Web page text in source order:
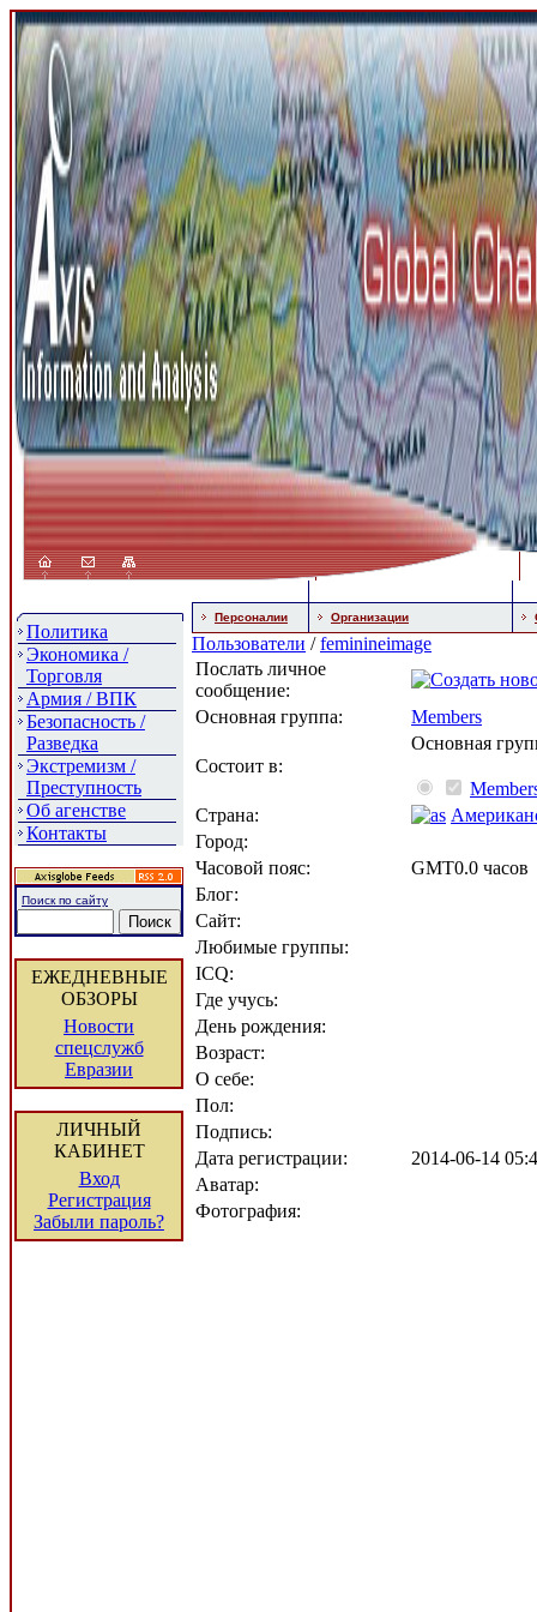
Политика
Экономика /
Торговля
Армия / ВПК
Безопасность /
Разведка
Экстремизм /
Преступность
Об агенстве
Контакты
Поиск по сайту
ЕЖЕДНЕВНЫЕ
ОБЗОРЫ
Новости
спецслужб
Евразии
ЛИЧНЫЙ
КАБИНЕТ
Вход
Регистрация
Забыли пароль?
Персоналии Организации
Пользователи /feminineimage
Послать личное
сообщение:
Основная группа:
Members
Состоит в:
Основная
Страна:
Город:
Часовой пояс:
GMT0.0 часов
Блог:
Сайт:
Любимые группы:
ICQ:
Где учусь:
День рождения:
Возраст:
О себе:
Пол:
Подпись:
Дата регистрации:
2014-06-14
Аватар:
Фотография: